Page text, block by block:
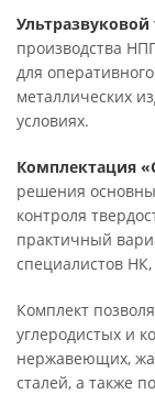
производства
для
металлических
условиях.
Комплектация
решения
контроля
практичный
специалистов
Комплект
углеродистых и
нержавеющих,
сталей, а также